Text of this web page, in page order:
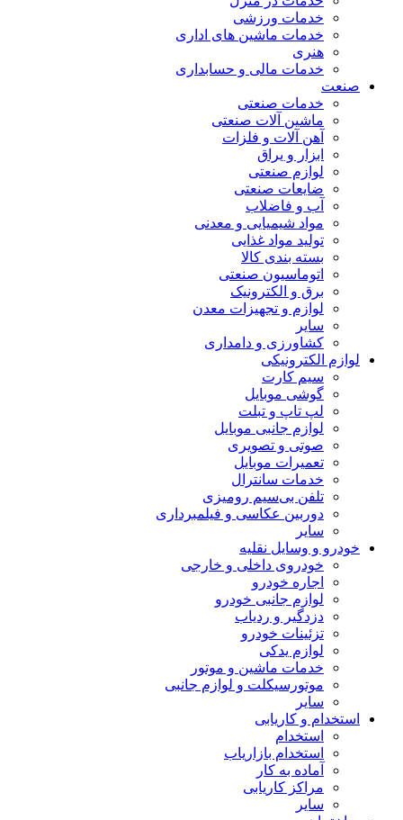
خدمات ورزشی
خدمات ماشین های اداری
هنری
خدمات مالی و حسابداری
صنعت
خدمات صنعتی
ماشین آلات صنعتی
آهن آلات و فلزات
ابزار و یراق
لوازم صنعتی
ضایعات صنعتی
آب و فاضلاب
مواد شیمیایی و معدنی
تولید مواد غذایی
بسته بندی کالا
اتوماسیون صنعتی
برق و الکترونیک
لوازم و تجهیزات معدن
سایر
کشاورزی و دامداری
لوازم الکترونیکی
سیم کارت
گوشی موبایل
لپ تاپ و تبلت
لوازم جانبی موبایل
صوتی و تصویری
تعمیرات موبایل
خدمات سانترال
تلفن بی‌سیم رومیزی
دوربین عکاسی و فیلمبرداری
سایر
خودرو و وسایل نقلیه
خودروی داخلی و خارجی
اجاره خودرو
لوازم جانبی خودرو
دزدگیر و ردیاب
تزئینات خودرو
لوازم یدکی
خدمات ماشین و موتور
موتورسیکلت و لوازم جانبی
سایر
استخدام و کاریابی
استخدام
استخدام بازاریاب
آماده به کار
مراکز کاریابی
سایر